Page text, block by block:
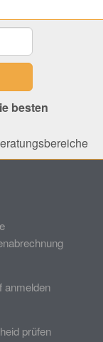
besten
anmelden
prüfen